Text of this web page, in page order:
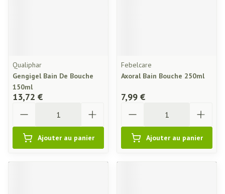
Qualiphar
Gengigel Bain De Bouche
150ml
13,72 €
Ajouter au panier
Febelcare
Axoral Bain Bouche 250ml
7,99 €
Ajouter au panier